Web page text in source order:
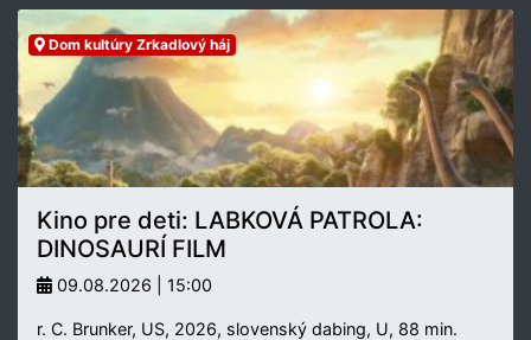
Dom kultúry Zrkadlový háj
Kino pre deti: LABKOVÁ PATROLA:
DINOSAURÍ FILM
09.08.2026 | 15:00
r. C. Brunker, US, 2026, slovenský dabing, U, 88 min.